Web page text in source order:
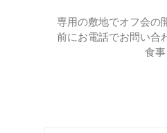
専用の敷地でオフ会の
前にお電話でお問い
食事